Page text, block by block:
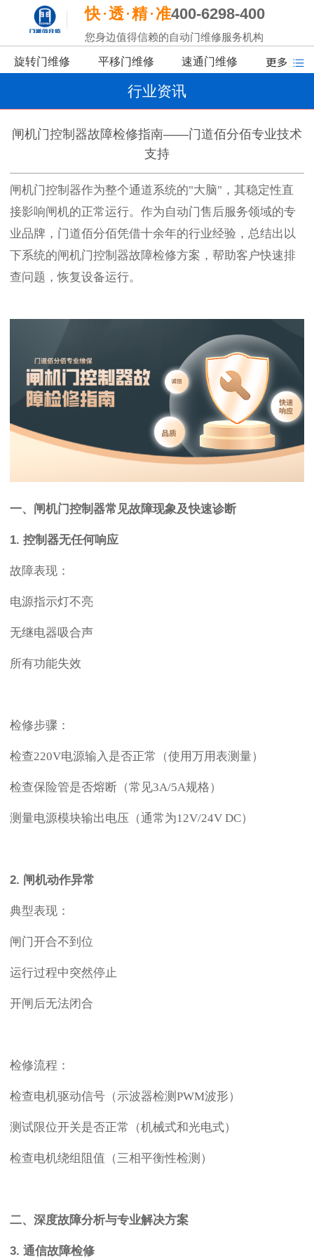
快 透 精 准400-6298-400
您身边值得信赖的自动门维修服务机构
旋转门维修 平移门维修 速通门维修
行业资讯
闸机门控制器故障检修指南——门道佰分佰专业技术
支持
闸机门控制器作为整个通道系统的"大脑"，其稳定性直
接影响闸机的正常运行。作为自动门售后服务领域的专
业品牌，门道佰分佰凭借十余年的行业经验，总结出以
下系统的闸机门控制器故障检修方案，帮助客户快速排
查问题，恢复设备运行。
一、闸机门控制器常见故障现象及快速诊断
1. 控制器无任何响应
故障表现：
电源指示灯不亮
无继电器吸合声
所有功能失效
检修步骤：
检查220V电源输入是否正常（使用万用表测量）
检查保险管是否熔断（常见3A/5A规格）
测量电源模块输出电压（通常为12V/24V DC）
2. 闸机动作异常
典型表现：
闸门开合不到位
运行过程中突然停止
开闸后无法闭合
检修流程：
检查电机驱动信号（示波器检测 PWM波形）
测试限位开关是否正常（机械式和光电式）
检查电机绕组阻值（三相平衡性检测）
二、深度故障分析与专业解决方案
3. 通信故障检修